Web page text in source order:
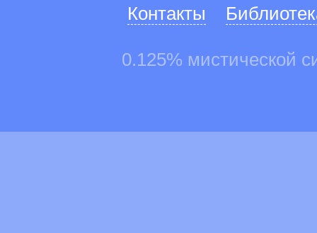
Контакты
0.125% мистической